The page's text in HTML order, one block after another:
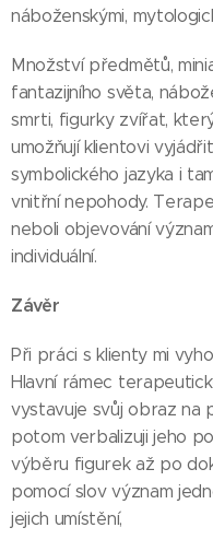
náboženskými,
Množství předmětů,
fantazijního světa,
smrti, figurky zvířat,
umožňují klientovi
symbolického jazyka i
vnitřní nepohody.
neboli objevování
individuální.
Závěr
Při práci s klienty mi
Hlavní rámec
vystavuje svůj obraz na
potom verbalizuji jeho
výběru figurek až po
pomocí slov význam
jejich umístění,